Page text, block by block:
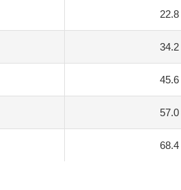
22.8
34.2
45.6
57.0
68.4